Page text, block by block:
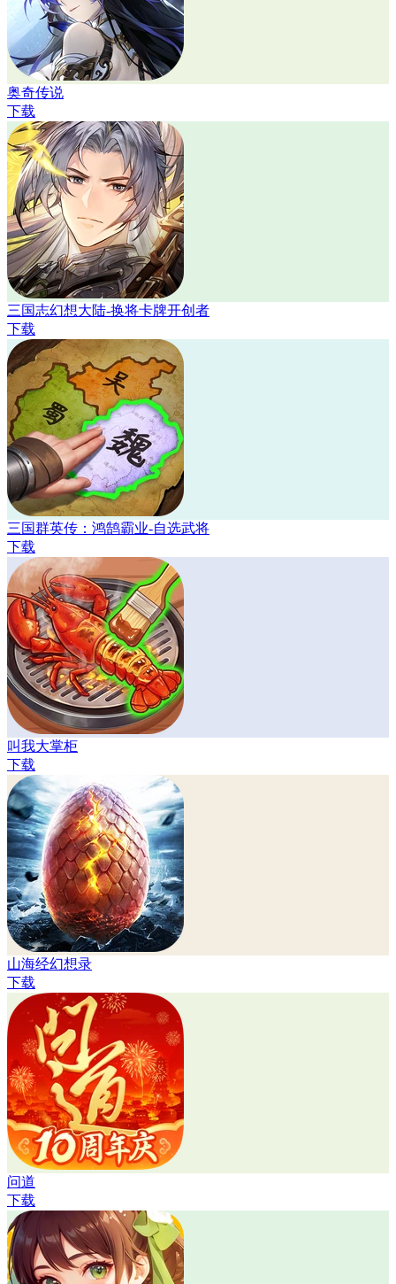
奥奇传说
下载
三国志幻想大陆-换将卡牌开创者
下载
三国群英传：鸿鹄霸业-自选武将
下载
叫我大掌柜
下载
山海经幻想录
下载
问道
下载